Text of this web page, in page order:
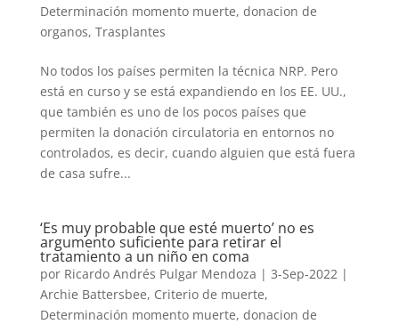
Determinación momento muerte, donacion de
organos, Trasplantes
No todos los países permiten la técnica NRP. Pero
está en curso y se está expandiendo en los EE. UU.,
que también es uno de los pocos países que
permiten la donación circulatoria en entornos no
controlados, es decir, cuando alguien que está fuera
de casa sufre...
‘Es muy probable que esté muerto’ no es
argumento suficiente para retirar el
tratamiento a un niño en coma
por Ricardo Andrés Pulgar Mendoza | 3-Sep-2022|
Archie Battersbee, Criterio de muerte,
Determinación momento muerte, donacion de